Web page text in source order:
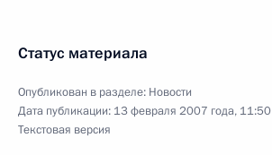
Статус материала
Опубликован в разделе: Новости
Дата публикации: 13 февраля 2007 года, 11:50
Текстовая версия